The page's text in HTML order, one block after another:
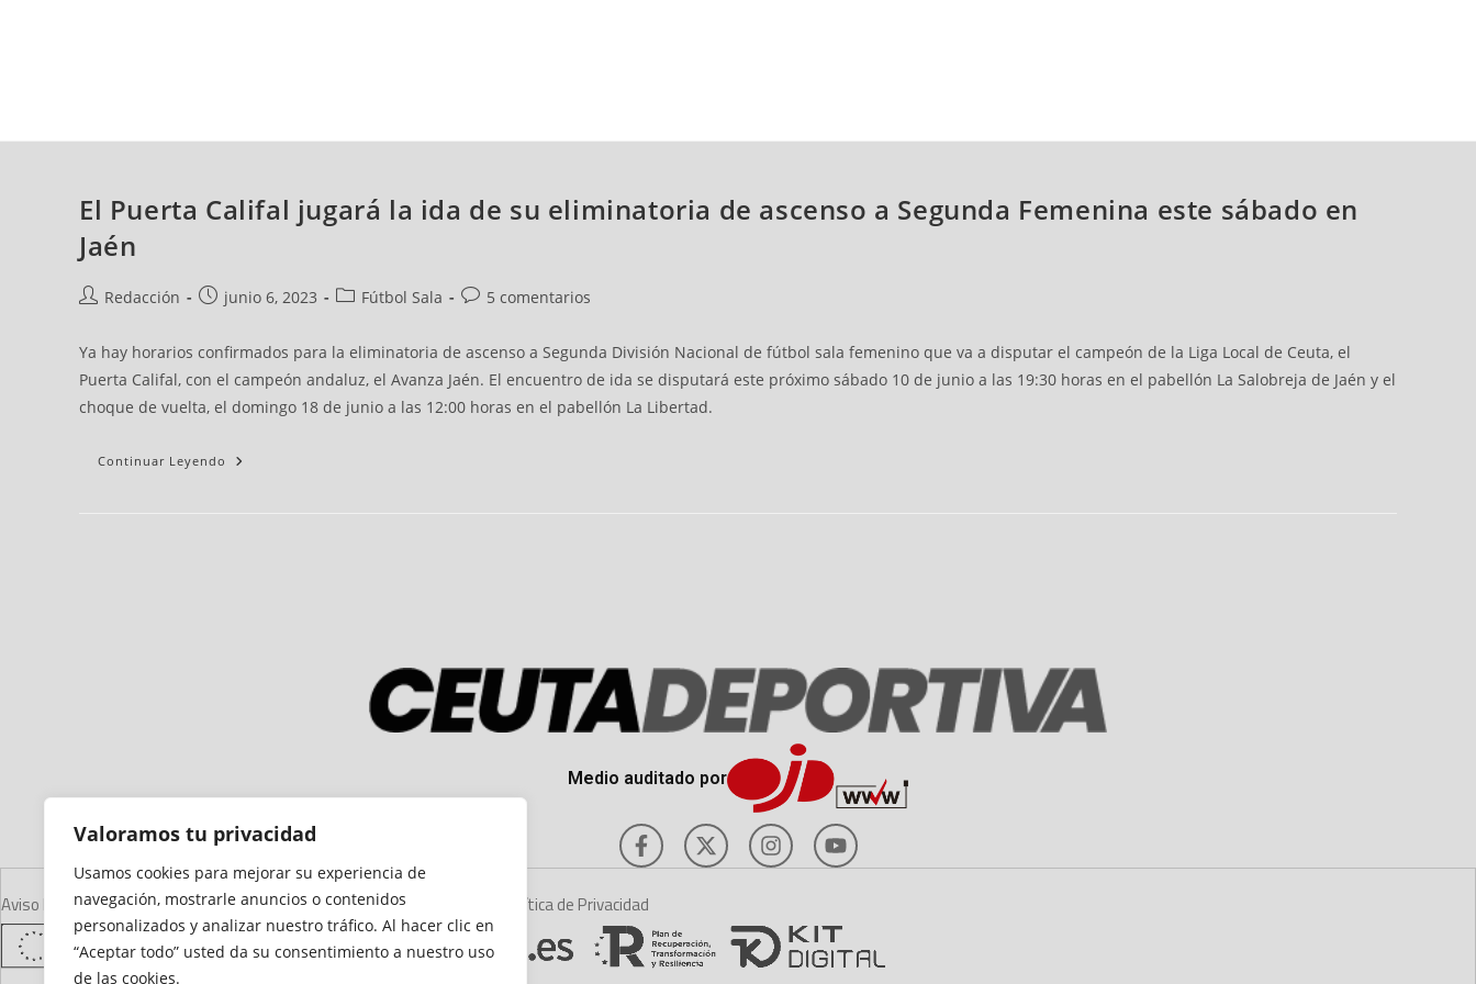
Valoramos tu privacidad
Usamos cookies para mejorar su experiencia de
navegación, mostrarle anuncios o contenidos
personalizados y analizar nuestro tráfico. Al hacer clic en
“Aceptar todo” usted da su consentimiento a nuestro uso
de las cookies.
El Puerta Califal jugará la ida de su eliminatoria de ascenso a Segunda Femenina este sábado en
Jaén
Redacción junio 6, 2023 Fútbol Sala 5 comentarios
Ya hay horarios confirmados para la eliminatoria de ascenso a Segunda División Nacional de fútbol sala femenino que va a disputar el campeón de la Liga Local de Ceuta, el
Puerta Califal, con el campeón andaluz, el Avanza Jaén. El encuentro de ida se disputará este próximo sábado 10 de junio a las 19:30 horas en el pabellón La Salobreja de Jaén y el
choque de vuelta, el domingo 18 de junio a las 12:00 horas en el pabellón La Libertad.
Continuar Leyendo
Medio auditado por
Aviso LegalDeclaración de AccesibilidadMapa del SitioPolítica de Cookies Política de Privacidad